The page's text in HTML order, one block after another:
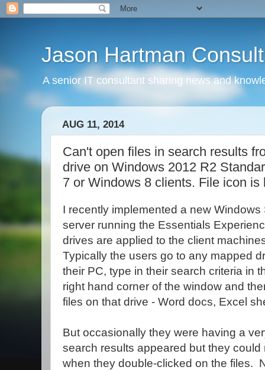
Jason Hartman
A senior IT consultant sharing news and
AUG 11, 2014
Can't open files in search results
drive on Windows 2012 R2
7 or Windows 8 clients. File icon is
I recently implemented a new
server running the Essentials
drives are applied to the client
Typically the users go to any mapped
their PC, type in their search criteria in
right hand corner of the window and
files on that drive - Word docs, Excel
But occasionally they were having a
search results appeared but they
when they double-clicked on the files.